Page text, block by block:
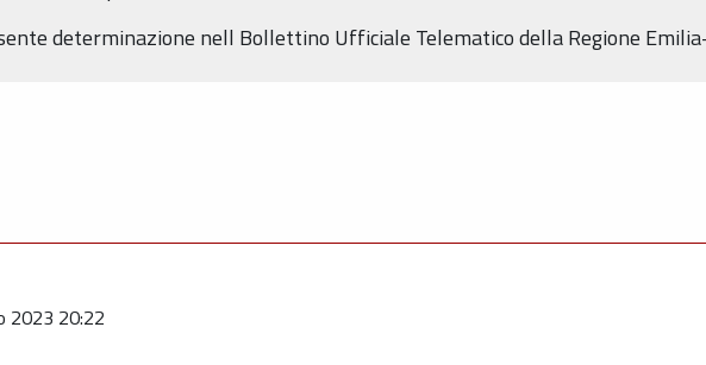
determinazione nell Bollettino Ufficiale Telematico della Regione
2023 20:22